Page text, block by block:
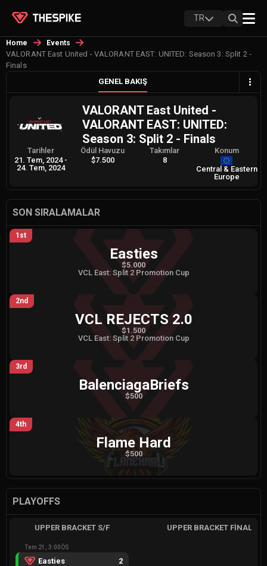
TR
Home Events
VALORANT East United - VALORANT EAST: UNITED: Season 3: Split 2 -
Finals
GENEL BAKIŞ
VALORANT East United -
VALORANT EAST: UNITED:
Season 3: Split 2 - Finals
Tarihler
21. Tem, 2024 -
24. Tem, 2024
Ödül Havuzu
$7.500
Takımlar
8
Konum
Central & Eastern
Europe
SON SIRALAMALAR
1st
Easties
$5.000
VCL East: Split 2 Promotion Cup
2nd
VCL REJECTS 2.0
$1.500
VCL East: Split 2 Promotion Cup
3rd
BalenciagaBriefs
$500
4th
Flame Hard
$500
PLAYOFFS
UPPER BRACKET S/F
Tem 21, 3:00ÖS
Easties
2
UPPER BRACKET FINAL